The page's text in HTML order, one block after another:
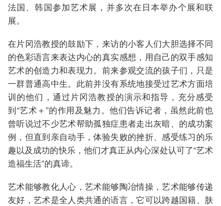
法国、韩国参加艺术展，并多次在日本举办个展和联
展。
在片冈浩教授的鼓励下，来访的小客人们大胆选择不同
的色彩语言来表达内心的真实感想，用自己的双手感知
艺术的创造力和表现力。前来参观交流的孩子们，只是
一群普通高中生。此前并没有系统地接受过艺术方面培
训的他们，通过片冈浩教授的演示和指导，充分感受
到“艺术＋”的作用及魅力。他们告诉记者，虽然此前也
曾听说过不少艺术帮助孤独症患者走出灰暗、的成功案
例，但直到亲自动手，体验失败的挫折、感受练习的乐
趣以及成功的快乐，他们才真正从内心深处认可了“艺术
造福生活”的真谛。
艺术能够教化人心，艺术能够陶冶情操，艺术能够传递
友好，艺术是全人类共通的语言，它可以跨越国籍、肤